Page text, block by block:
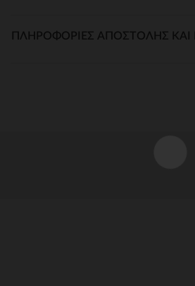
ΠΛΗΡΟΦΟΡΊΕΣ ΑΠΟΣΤΟΛΉΣ ΚΑΙ